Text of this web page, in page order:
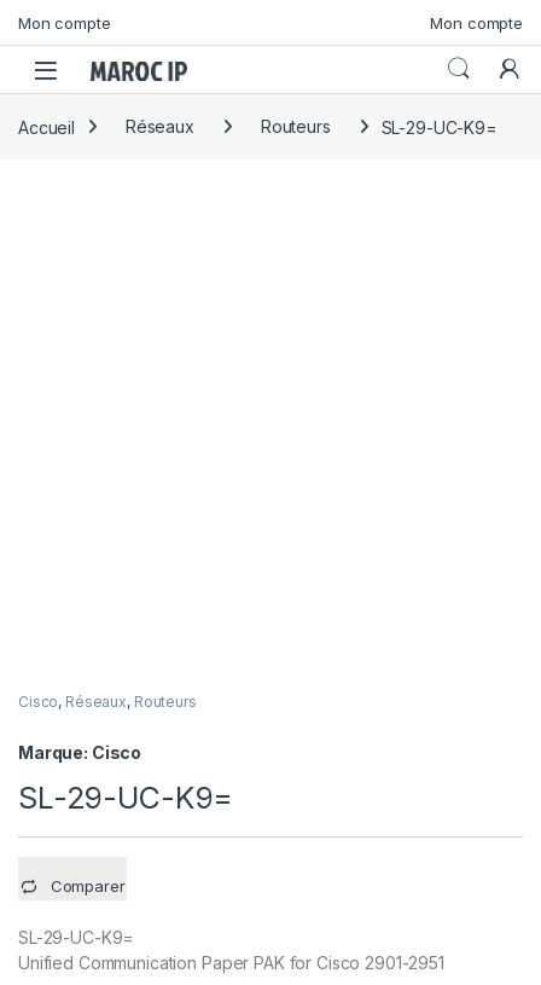
Mon compte Mon compte
Accueil Réseaux Routeurs SL-29-UC-K9=
Cisco, Réseaux, Routeurs
Marque: Cisco
SL-29-UC-K9=
Comparer
SL-29-UC-K9=
Unified Communication Paper PAK for Cisco 2901-2951